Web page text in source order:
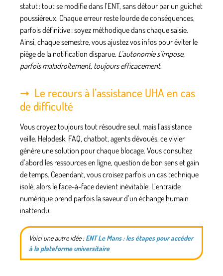
statut : tout se modifie dans l’ENT, sans détour par un guichet
poussiéreux. Chaque erreur reste lourde de conséquences,
parfois définitive : soyez méthodique dans chaque saisie.
Ainsi, chaque semestre, vous ajustez vos infos pour éviter le
piège de la notification disparue. L’autonomie s’impose,
parfois maladroitement, toujours efficacement.
Le recours à l’assistance UHA en cas
de difficulté
Vous croyez toujours tout résoudre seul, mais l’assistance
veille. Helpdesk, FAQ, chatbot, agents dévoués, ce vivier
génère une solution pour chaque blocage. Vous consultez
d’abord les ressources en ligne, question de bon sens et gain
de temps. Cependant, vous croisez parfois un cas technique
isolé, alors le face-à-face devient inévitable. L’entraide
numérique prend parfois la saveur d’un échange humain
inattendu.
Voici une autre idée :ENT Le Mans : les étapes pour accéder
à la plateforme universitaire